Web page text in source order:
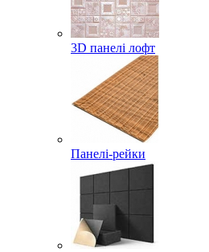
3D панелі лофт
Панелі-рейки